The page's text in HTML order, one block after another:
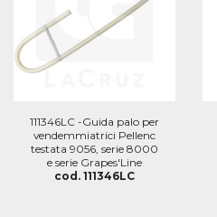
111346LC -Guida palo per
vendemmiatrici Pellenc
testata 9056, serie 8000
e serie Grapes'Line
cod. 111346LC